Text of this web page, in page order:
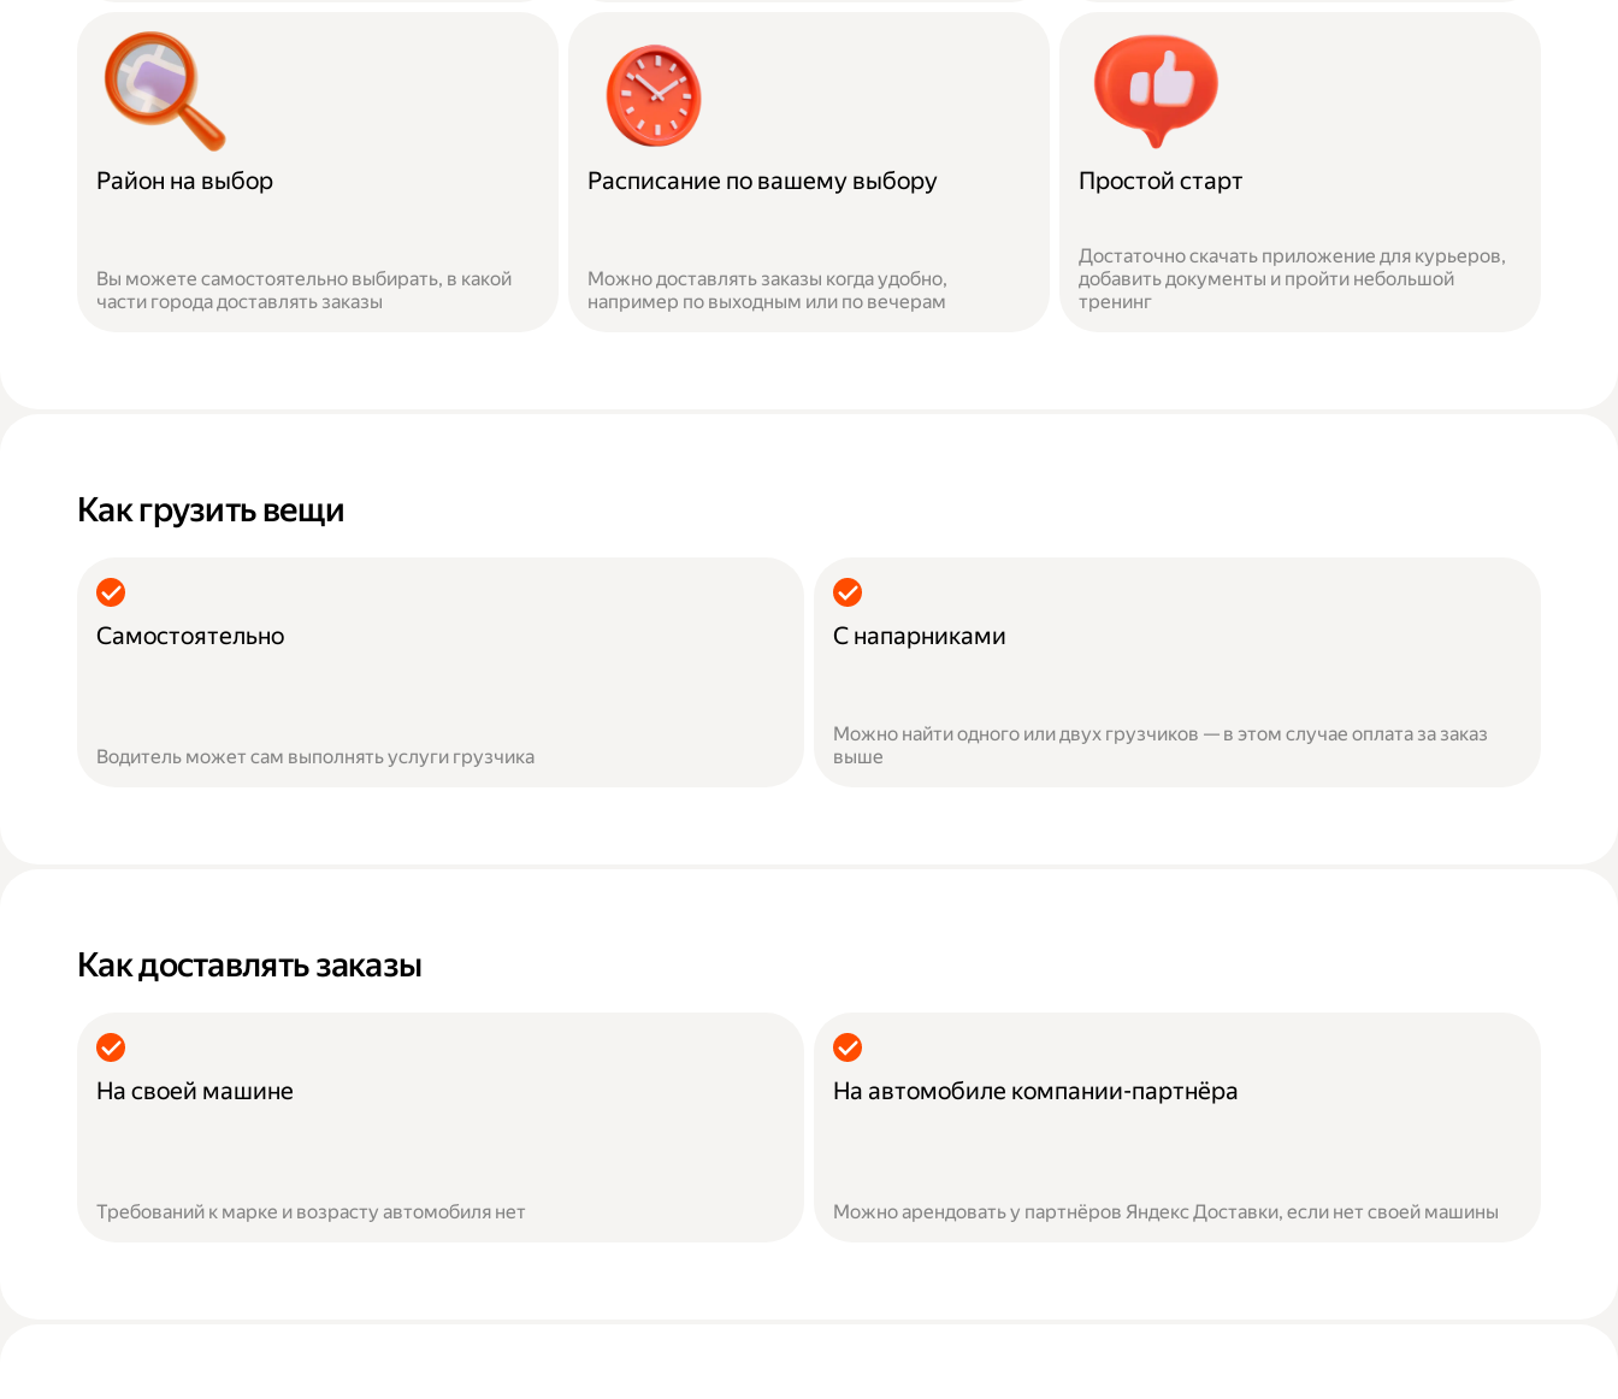
Район на выбор
Вы можете самостоятельно выбирать, в какой
части города доставлять заказы
Расписание по вашему выбору
Можно доставлять заказы когда удобно,
например по выходным или по вечерам
Простой старт
Достаточно скачать приложение для курьеров,
добавить документы и пройти небольшой
тренинг
Как грузить вещи
Самостоятельно
Водитель может сам выполнять услуги грузчика
С напарниками
Можно найти одного или двух грузчиков — в этом случае оплата за заказ
выше
Как доставлять заказы
На своей машине
Требований к марке и возрасту автомобиля нет
На автомобиле компании-партнёра
Можно арендовать у партнёров Яндекс Доставки, если нет своей машины